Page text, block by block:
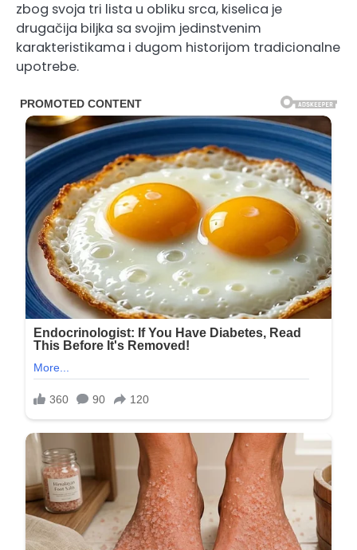
zbog svoja tri lista u obliku srca, kiselica je
drugačija biljka sa svojim jedinstvenim
karakteristikama i dugom historijom tradicionalne
upotrebe.